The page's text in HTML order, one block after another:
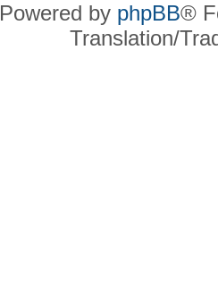
Powered by phpBB®
Translation/